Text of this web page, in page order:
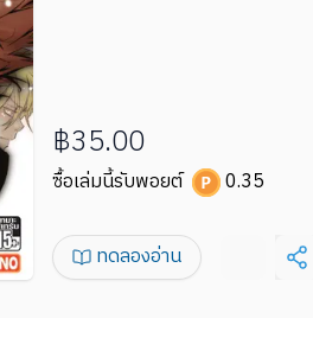
฿35.00
ซื้อเล่มนี้รับพอยต์ 0.35
ทดลองอ่าน